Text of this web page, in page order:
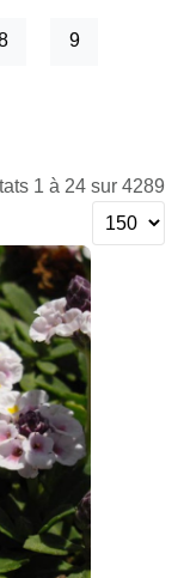
9
1 à 24 sur 4289